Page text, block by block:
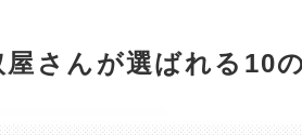
さんが選ばれる10